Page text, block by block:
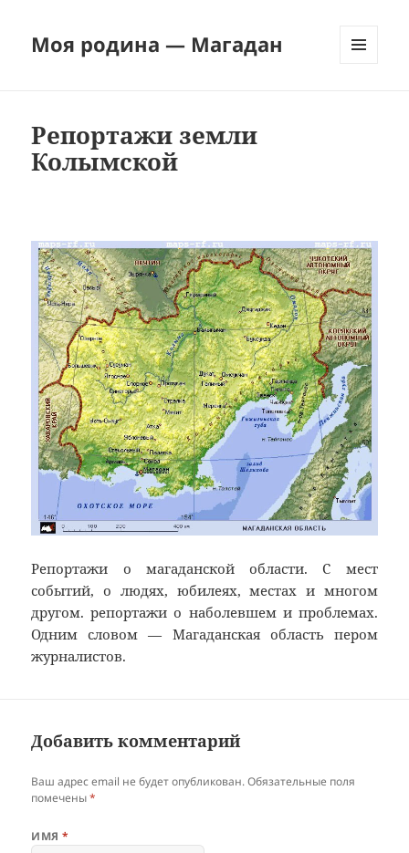
Моя родина — Магадан
Репортажи земли
Колымской
Репортажи о магаданской области. С мест
событий, о людях, юбилеях, местах и многом
другом. репортажи о наболевшем и проблемах.
Одним словом — Магаданская область пером
журналистов.
Добавить комментарий
Ваш адрес email не будет опубликован. Обязательные поля
помечены*
ИМЯ*